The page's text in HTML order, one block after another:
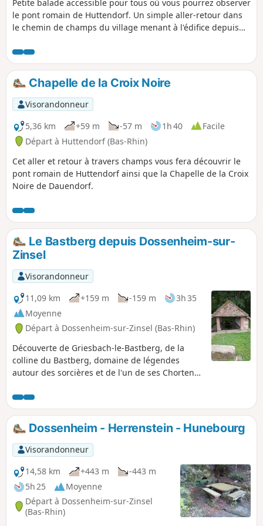
Petite balade accessible pour tous où vous pourrez observer
le pont romain de Huttendorf. Un simple aller-retour dans
le chemin de champs du village menant à l'édifice depuis
Chapelle de la Croix Noire
Visorandonneur
5,36 km
+59 m -57 m 1h 40
Facile
Départ à Huttendorf (Bas-Rhin)
Cet aller et retour à travers champs vous fera découvrir le
pont romain de Huttendorf ainsi que la Chapelle de la Croix
Noire de Dauendorf.
Le Bastberg depuis Dossenheim-sur-
Zinsel
Visorandonneur
11,09 km
+159 m -159 m
3h 35
Moyenne
Départ à Dossenheim-sur-Zinsel (Bas-Rhin)
Découverte de Griesbach-le-Bastberg, de la
colline du Bastberg, domaine de légendes
autour des sorcières et de l'un de ses Chortens.
Modification du terrain par rapport à la carte,
selon date d'édition... Dernière mise à jour
février 2021.
Dossenheim - Herrenstein - Hunebourg
Visorandonneur
14,58 km
+443 m
-443 m
5h 25
Moyenne
Départ à Dossenheim-sur-Zinsel
(Bas-Rhin)